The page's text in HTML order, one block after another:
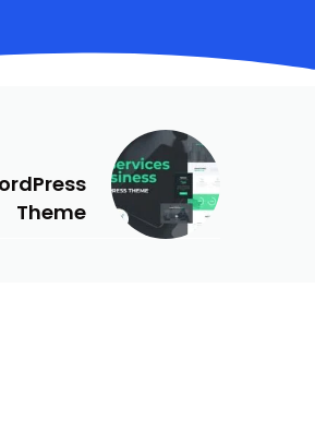
Theme